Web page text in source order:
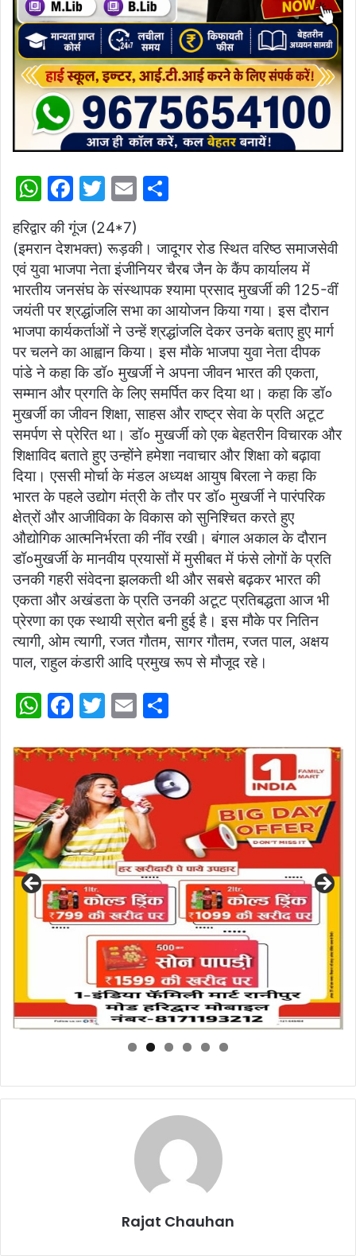
W
at
s
A
p
p
F
a
c
e
b
o
o
k
T
w
itt
er
E
ai
l
ar
e
हरिद्वार की गूंज (24*7)
(इमरान देशभक्त) रूड़की। जादूगर रोड स्थित वरिष्ठ समाजसेवी
एवं युवा भाजपा नेता इंजीनियर चैरब जैन के कैंप कार्यालय में
भारतीय जनसंघ के संस्थापक श्यामा प्रसाद मुखर्जी की 125-वीं
जयंती पर श्रद्धांजलि सभा का आयोजन किया गया। इस दौरान
भाजपा कार्यकर्ताओं ने उन्हें श्रद्धांजलि देकर उनके बताए हुए मार्ग
पर चलने का आह्वान किया। इस मौके भाजपा युवा नेता दीपक
पांडे ने कहा कि डॉ० मुखर्जी ने अपना जीवन भारत की एकता,
सम्मान और प्रगति के लिए समर्पित कर दिया था। कहा कि डॉ०
मुखर्जी का जीवन शिक्षा, साहस और राष्ट्र सेवा के प्रति अटूट
समर्पण से प्रेरित था। डॉ० मुखर्जी को एक बेहतरीन विचारक और
शिक्षाविद बताते हुए उन्होंने हमेशा नवाचार और शिक्षा को बढ़ावा
दिया। एससी मोर्चा के मंडल अध्यक्ष आयुष बिरला ने कहा कि
भारत के पहले उद्योग मंत्री के तौर पर डॉ० मुखर्जी ने पारंपरिक
क्षेत्रों और आजीविका के विकास को सुनिश्चित करते हुए
औद्योगिक आत्मनिर्भरता की नींव रखी। बंगाल अकाल के दौरान
डॉ०मुखर्जी के मानवीय प्रयासों में मुसीबत में फंसे लोगों के प्रति
उनकी गहरी संवेदना झलकती थी और सबसे बढ़कर भारत की
एकता और अखंडता के प्रति उनकी अटूट प्रतिबद्धता आज भी
प्रेरणा का एक स्थायी स्रोत बनी हुई है। इस मौके पर नितिन
त्यागी, ओम त्यागी, रजत गौतम, सागर गौतम, रजत पाल, अक्षय
पाल, राहुल कंडारी आदि प्रमुख रूप से मौजूद रहे।
W
at
A
p
p
F
c
e
b
o
o
k
T
itt
er
E
ai
l
ar
e
Rajat Chauhan